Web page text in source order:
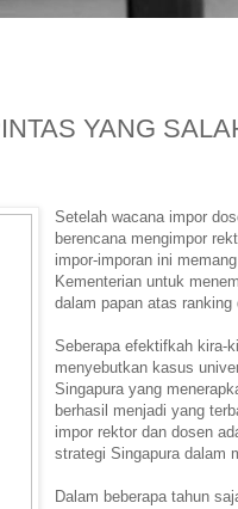
YANG
Setelah wacana impor
berencana mengimpor
impor-imporan ini
Kementerian untuk
dalam papan atas ranking
Seberapa efektifkah kira-
menyebutkan kasus
Singapura yang
berhasil menjadi yang
impor rektor dan dosen
strategi Singapura dalam
Dalam beberapa tahun